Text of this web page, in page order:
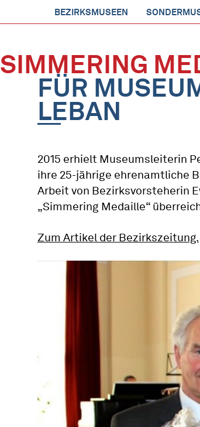
BEZIRKSMUSEEN
SIMMERING
FÜR
LEBAN
2015 erhielt Museumsleiterin
ihre 25-jährige ehrenamtliche
Arbeit von Bezirksvorsteherin
„Simmering Medaille“
Zum Artikel der Bezirkszeitung.